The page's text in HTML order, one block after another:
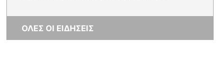
ΟΛΕΣ ΟΙ ΕΙΔΗΣΕΙΣ